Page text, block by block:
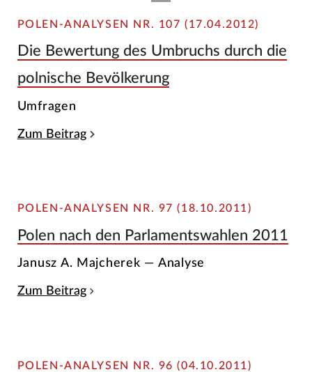
POLEN-ANALYSEN NR. 107 (17.04.2012)
Die Bewertung des Umbruchs durch die
polnische Bevölkerung
Umfragen
Zum Beitrag
POLEN-ANALYSEN NR. 97 (18.10.2011)
Polen nach den Parlamentswahlen 2011
Janusz A. Majcherek — Analyse
Zum Beitrag
POLEN-ANALYSEN NR. 96 (04.10.2011)